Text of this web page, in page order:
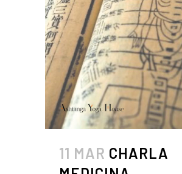
11 MAR CHARLA